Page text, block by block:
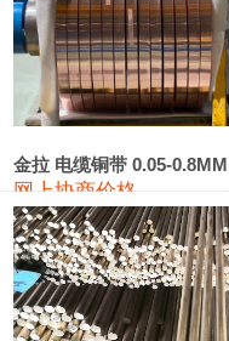
无氧铜丝(硬)
R410A专用紫铜管
铸造铝合金锭(A380）
铝合金ADC12
铸造铝合金锭(ZL102)
金拉 电缆铜带 0.05-0.8MM
网上协商价格